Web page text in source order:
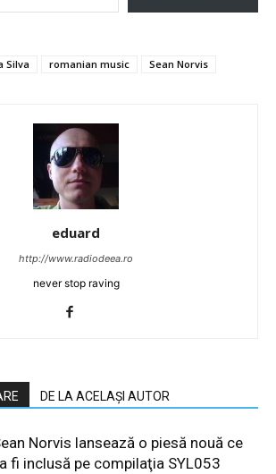
Silva romanian music Sean Norvis
eduard
http://www.radiodeea.ro
never stop raving
DE LA ACELAȘI AUTOR
Norvis lansează o piesă nouă ce
fi inclusă pe compilaţia SYL053